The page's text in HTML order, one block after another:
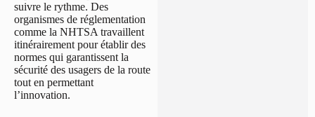
suivre le rythme. Des
organismes de réglementation
comme la NHTSA travaillent
itinérairement pour établir des
normes qui garantissent la
sécurité des usagers de la route
tout en permettant
l’innovation.